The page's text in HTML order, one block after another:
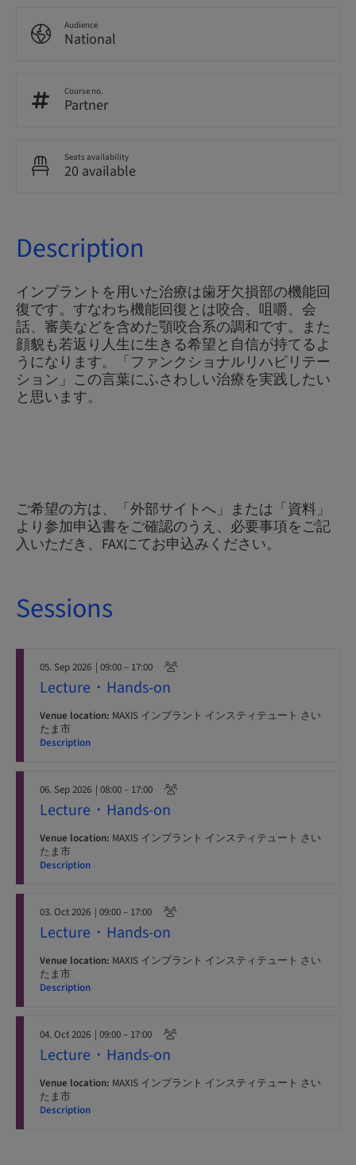
Audience
National
Course no.
Partner
Seats availability
20 available
Description
インプラントを用いた治療は歯牙欠損部の機能回
復です。すなわち機能回復とは咬合、咀嚼、会
話、審美などを含めた顎咬合系の調和です。また
顔貌も若返り人生に生きる希望と自信が持てるよ
うになります。「ファンクショナルリハビリテー
ション」この言葉にふさわしい治療を実践したい
と思います。
ご希望の方は、「外部サイトへ」または「資料」
より参加申込書をご確認のうえ、必要事項をご記
入いただき、FAXにてお申込みください。
Sessions
05. Sep 2026 | 09:00 – 17:00
Lecture・Hands-on
Venue location: MAXIS インプラント インスティテュート さい
たま市
Description
06. Sep 2026 | 08:00 – 17:00
Lecture・Hands-on
Venue location: MAXIS インプラント インスティテュート さい
たま市
Description
03. Oct 2026 | 09:00 – 17:00
Lecture・Hands-on
Venue location: MAXIS インプラント インスティテュート さい
たま市
Description
04. Oct 2026 | 09:00 – 17:00
Lecture・Hands-on
Venue location: MAXIS インプラント インスティテュート さい
たま市
Description